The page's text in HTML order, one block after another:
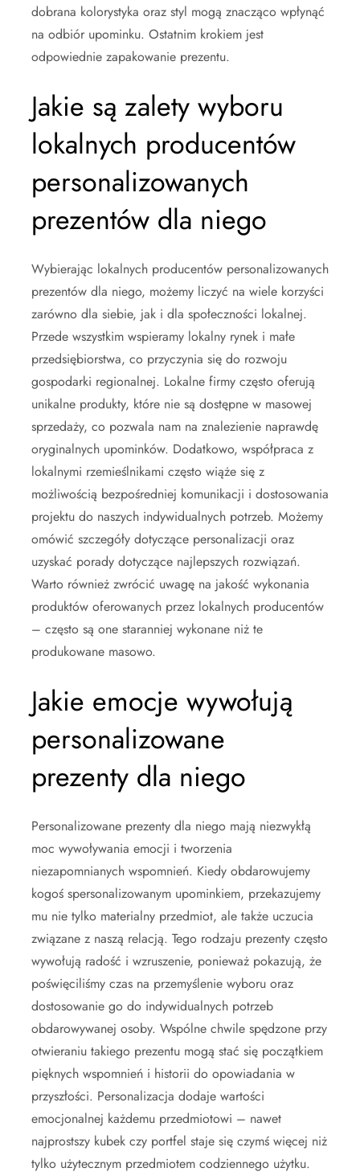
dobrana kolorystyka oraz styl mogą znacząco wpłynąć
na odbiór upominku. Ostatnim krokiem jest
odpowiednie zapakowanie prezentu.
Jakie są zalety wyboru
lokalnych producentów
personalizowanych
prezentów dla niego
Wybierając lokalnych producentów personalizowanych
prezentów dla niego, możemy liczyć na wiele korzyści
zarówno dla siebie, jak i dla społeczności lokalnej.
Przede wszystkim wspieramy lokalny rynek i małe
przedsiębiorstwa, co przyczynia się do rozwoju
gospodarki regionalnej. Lokalne firmy często oferują
unikalne produkty, które nie są dostępne w masowej
sprzedaży, co pozwala nam na znalezienie naprawdę
oryginalnych upominków. Dodatkowo, współpraca z
lokalnymi rzemieślnikami często wiąże się z
możliwością bezpośredniej komunikacji i dostosowania
projektu do naszych indywidualnych potrzeb. Możemy
omówić szczegóły dotyczące personalizacji oraz
uzyskać porady dotyczące najlepszych rozwiązań.
Warto również zwrócić uwagę na jakość wykonania
produktów oferowanych przez lokalnych producentów
– często są one staranniej wykonane niż te
produkowane masowo.
Jakie emocje wywołują
personalizowane
prezenty dla niego
Personalizowane prezenty dla niego mają niezwykłą
moc wywoływania emocji i tworzenia
niezapomnianych wspomnień. Kiedy obdarowujemy
kogoś spersonalizowanym upominkiem, przekazujemy
mu nie tylko materialny przedmiot, ale także uczucia
związane z naszą relacją. Tego rodzaju prezenty często
wywołują radość i wzruszenie, ponieważ pokazują, że
poświęciliśmy czas na przemyślenie wyboru oraz
dostosowanie go do indywidualnych potrzeb
obdarowywanej osoby. Wspólne chwile spędzone przy
otwieraniu takiego prezentu mogą stać się początkiem
pięknych wspomnień i historii do opowiadania w
przyszłości. Personalizacja dodaje wartości
emocjonalnej każdemu przedmiotowi – nawet
najprostszy kubek czy portfel staje się czymś więcej niż
tylko użytecznym przedmiotem codziennego użytku.